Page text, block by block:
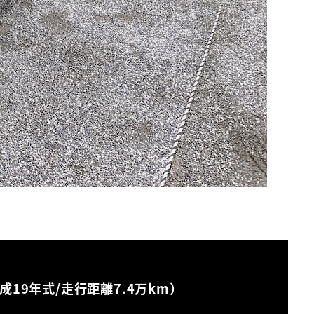
19年式/走行距離7.4万km）